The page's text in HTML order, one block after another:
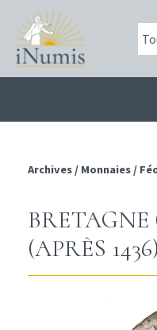
Archives / Monnaies /
BRETAGNE
(APRÈS